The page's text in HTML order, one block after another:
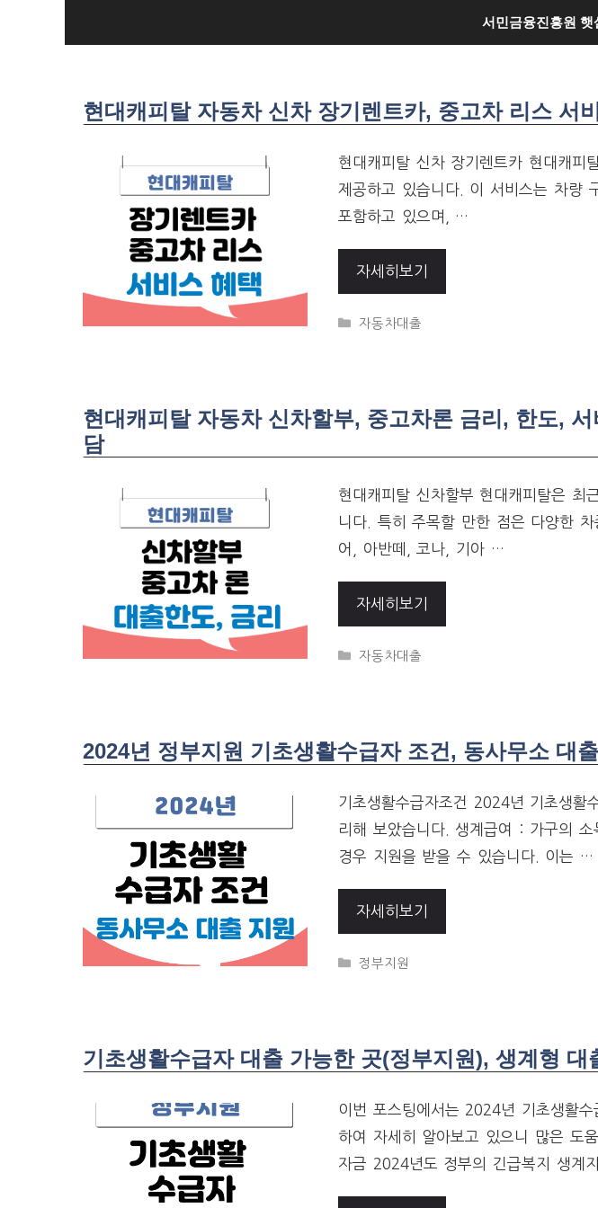
서민금융진흥원 햇
현대캐피탈 자동차 신차 장기렌트카, 중고차 리스 서
현대캐피탈 신차 장기렌트카 현대캐피
제공하고 있습니다. 이 서비스는 차량
포함하고 있으며, …
자세히보기
CATEGORIES
자동차대출
현대캐피탈 자동차 신차할부, 중고차론 금리, 한도,
담
현대캐피탈 신차할부 현대캐피탈은 최
니다. 특히 주목할 만한 점은 다양한
어, 아반떼, 코나, 기아 …
자세히보기
CATEGORIES
자동차대출
2024년 정부지원 기초생활수급자 조건, 동사무소 대
기초생활수급자조건 2024년 기초생활
리해 보았습니다. 생계급여 : 가구의
경우 지원을 받을 수 있습니다. 이는 …
자세히보기
CATEGORIES
정부지원
기초생활수급자 대출 가능한 곳(정부지원), 생계형 대
이번 포스팅에서는 2024년 기초생활
하여 자세히 알아보고 있으니 많은 도
자금 2024년도 정부의 긴급복지 생계